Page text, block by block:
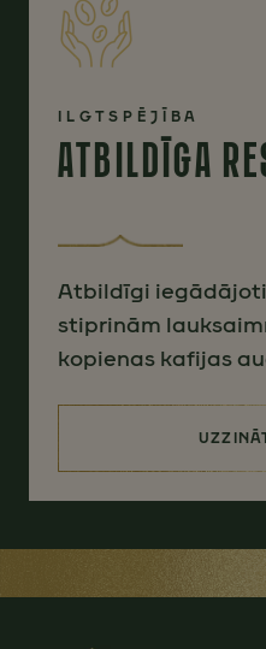
ILGTSPĒJĪBA
ATBILDĪGA
Atbildīgi
stiprinām
kopienas kafijas